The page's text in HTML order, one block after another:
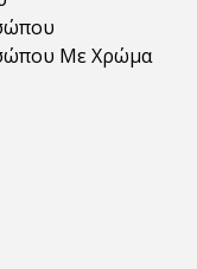
Με Χρώμα